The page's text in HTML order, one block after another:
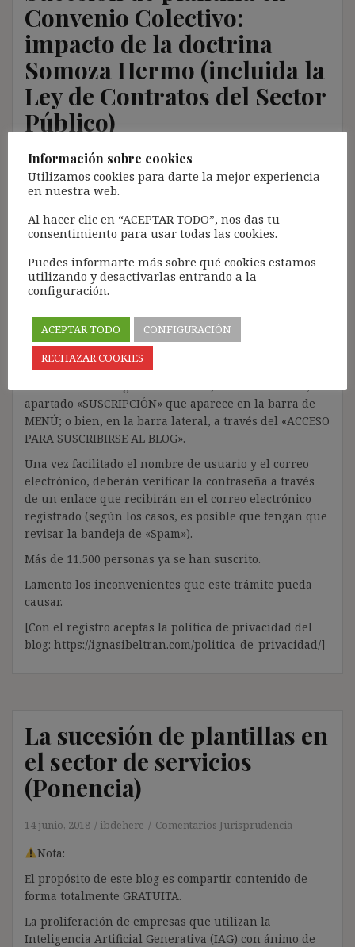
Convenio Colectivo:
impacto de la doctrina
Somoza Hermo (incluida la
Ley de Contratos del Sector
Público)
16 julio, 2018 ibdehere Comentarios Jurisprudencia
Nota:
El propósito de este blog es compartir contenido de
forma totalmente GRATUITA.
La proliferación de empresas que utilizan la
Inteligencia Artificial Generativa (IAG) con ánimo de
lucro y que se apropian del contenido de terceros sin
llevado a restringir el contenido del blog únicamente
a las personas SUSCRITAS.
La suscripción es totalmente GRATUITA y tramitarla
apartado «SUSCRIPCIÓN» que aparece en la barra de
MENÚ; o bien, en la barra lateral, a través del «ACCESO
PARA SUSCRIBIRSE AL BLOG».
Una vez facilitado el nombre de usuario y el correo
electrónico, deberán verificar la contraseña a través
de un enlace que recibirán en el correo electrónico
registrado (según los casos, es posible que tengan que
revisar la bandeja de «Spam»).
Más de 11.500 personas ya se han suscrito.
Lamento los inconvenientes que este trámite pueda
causar.
[Con el registro aceptas la política de privacidad del
blog: https://ignasibeltran.com/politica-de-privacidad/]
La sucesión de plantillas en
el sector de servicios
(Ponencia)
14 junio, 2018 ibdehere Comentarios Jurisprudencia
Nota:
El propósito de este blog es compartir contenido de
forma totalmente GRATUITA.
La proliferación de empresas que utilizan la
Inteligencia Artificial Generativa (IAG) con ánimo de
Información sobre cookies
Utilizamos cookies para darte la mejor experiencia
en nuestra web.
Al hacer clic en “ACEPTAR TODO”, nos das tu
consentimiento para usar todas las cookies.
Puedes informarte más sobre qué cookies estamos
utilizando y desactivarlas entrando a la
configuración.
ACEPTAR TODO
CONFIGURACIÓN
RECHAZAR COOKIES